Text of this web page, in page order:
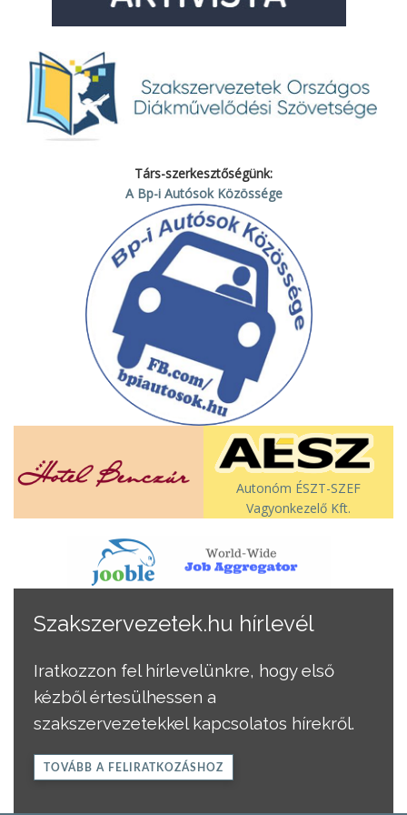
Társ-szerkesztőségünk:
A Bp-i Autósok Közössége
Autonóm ÉSZT-SZEF
Vagyonkezelő Kft.
Szakszervezetek.hu hírlevél
Iratkozzon fel hírlevelünkre, hogy első
kézből értesülhessen a
szakszervezetekkel kapcsolatos hírekről.
TOVÁBB A FELIRATKOZÁSHOZ